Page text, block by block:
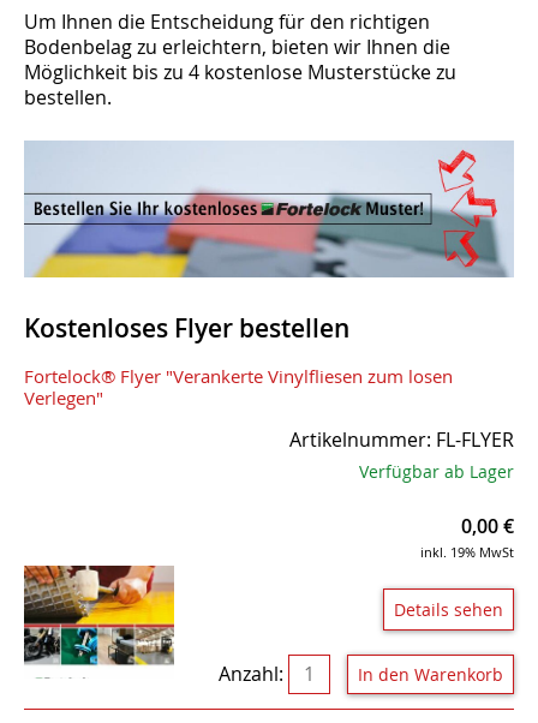
Um Ihnen die Entscheidung für den richtigen
Bodenbelag zu erleichtern, bieten wir Ihnen die
Möglichkeit bis zu 4 kostenlose Musterstücke zu
bestellen.
Kostenloses Flyer bestellen
Fortelock® Flyer "Verankerte Vinylfliesen zum losen
Verlegen"
Artikelnummer: FL-FLYER
Verfügbar ab Lager
0,00€
inkl. 19% MwSt
Details sehen
Anzahl: